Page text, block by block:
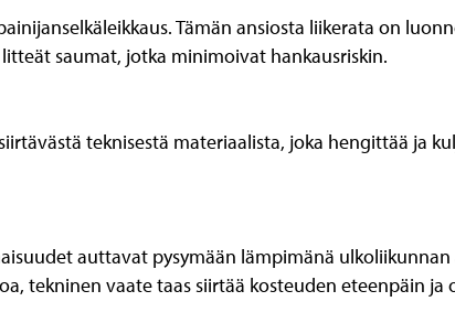
Tämän ansiosta liikerata on
saumat, jotka minimoivat hankausriskin.
teknisestä materiaalista, joka hengittää ja
auttavat pysymään lämpimänä
tekninen vaate taas siirtää kosteuden eteenpäin